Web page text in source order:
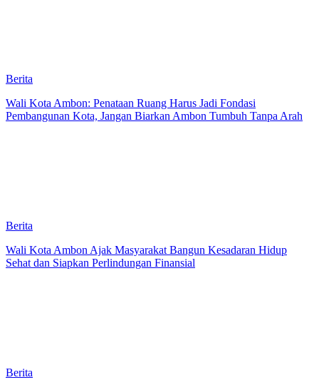
Berita
Wali Kota Ambon: Penataan Ruang Harus Jadi Fondasi
Pembangunan Kota, Jangan Biarkan Ambon Tumbuh Tanpa Arah
Berita
Wali Kota Ambon Ajak Masyarakat Bangun Kesadaran Hidup
Sehat dan Siapkan Perlindungan Finansial
Berita